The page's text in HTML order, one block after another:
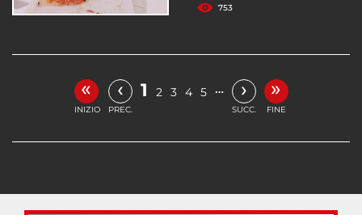
753
«
INIZIO
‹
PREC.
1 2 3 4 5 … ›
SUCC.
»
FINE